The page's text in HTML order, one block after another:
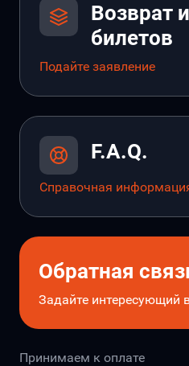
Возврат
билетов
Подайте заявление
F.A.Q.
Справочная
Обратная
Задайте интересующий
Принимаем к оплате